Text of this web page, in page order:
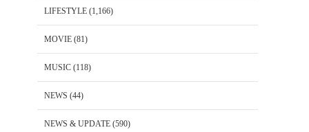
LIFESTYLE (1,166)
MOVIE (81)
MUSIC (118)
NEWS (44)
NEWS & UPDATE (590)